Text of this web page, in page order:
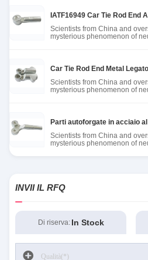
IATF16949 Car Tie Rod
Scientists from China and
mysterious phenomenon of
Car Tie Rod End Metal
Scientists from China and
mysterious phenomenon of
Parti autoforgate in acciaio
Scientists from China and
mysterious phenomenon of
INVII IL RFQ
Di riserva: In Stock